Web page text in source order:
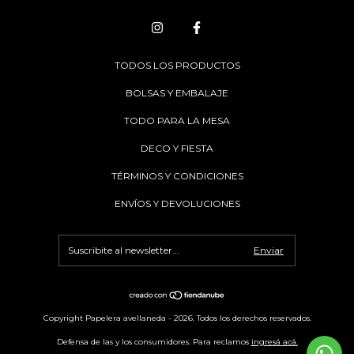
TODOS LOS PRODUCTOS
BOLSAS Y EMBALAJE
TODO PARA LA MESA
DECO Y FIESTA
TÉRMINOS Y CONDICIONES
ENVÍOS Y DEVOLUCIONES
Copyright Papelera avellaneda - 2026. Todos los derechos reservados.
Defensa de las y los consumidores. Para reclamos ingresá acá.